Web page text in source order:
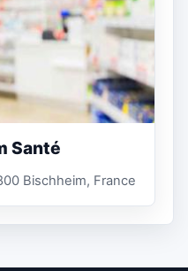
Santé
Bischheim, France